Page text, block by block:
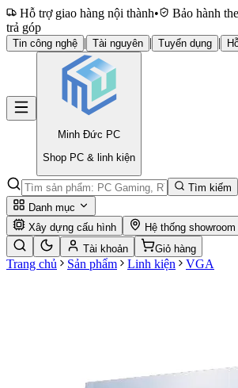
Hỗ trợ giao hàng nội thành• Bảo hành
trả góp
Tin công nghệ | Tài nguyên | Tuyển dụng |
Minh Đức PC
Shop PC & linh kiện
Tìm kiếm
Danh mục
Xây dựng cấu hình
Hệ thống showroom
Tài khoản
Giỏ hàng
Trang chủ Sản phẩm Linh kiện VGA